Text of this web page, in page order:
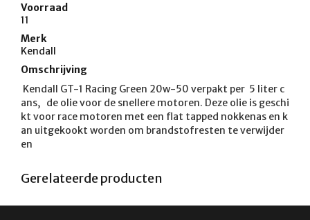
Voorraad
11
Merk
Kendall
Omschrijving
ans,   de olie voor de snellere motoren. Deze olie is geschi
kt voor race motoren met een flat tapped nokkenas en k
an uitgekookt worden om brandstofresten te verwijder
en
Gerelateerde producten